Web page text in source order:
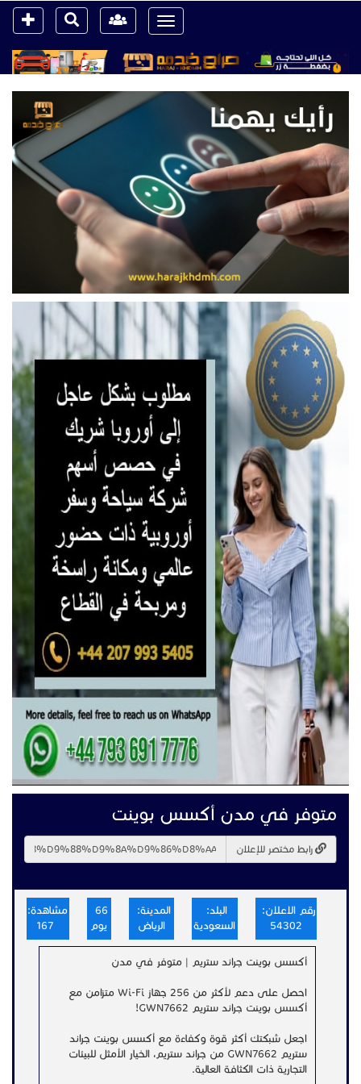
Toggle
navigation
متوفر في مدن أكسس بوينت
رابط مختصر للإعلان
رقم الاعلان:
54302
البلد:
السعودية
المدينة:
الرياض
يوم
مشاهدة:
أكسس بوينت جراند ستريم | متوفر في مدن
احصل على دعم لأكثر من 256 جهاز Wi-Fi متزامن مع
أكسس بوينت جراند ستريم GWN7662!
اجعل شبكتك أكثر قوة وكفاءة مع أكسس بوينت جراند
ستريم GWN7662 من جراند ستريم، الخيار الأمثل للبيئات
التجارية ذات الكثافة العالية.